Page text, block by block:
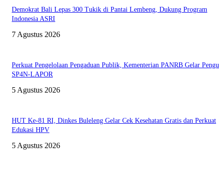
Demokrat Bali Lepas 300 Tukik di Pantai Lembeng, Dukung Program
Indonesia ASRI
7 Agustus 2026
Perkuat Pengelolaan Pengaduan Publik, Kementerian PANRB Gelar
SP4N-LAPOR
5 Agustus 2026
HUT Ke-81 RI, Dinkes Buleleng Gelar Cek Kesehatan Gratis dan Perkuat
Edukasi HPV
5 Agustus 2026